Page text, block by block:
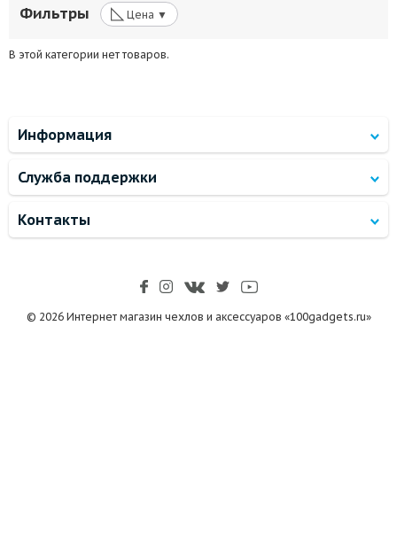
Фильтры ◺ Цена ▼
В этой категории нет товаров.
Информация
Служба поддержки
Контакты
© 2026 Интернет магазин чехлов и аксессуаров «100gadgets.ru»